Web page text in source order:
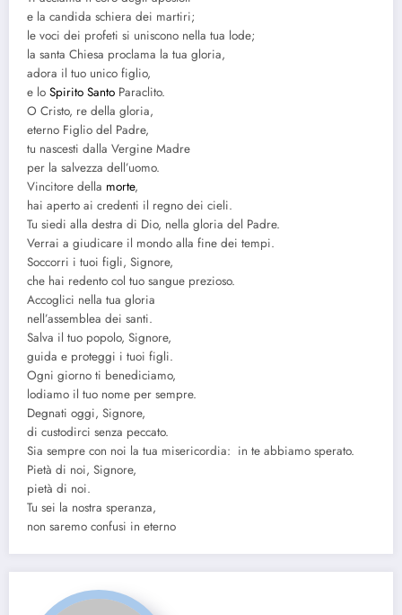
e la candida schiera dei martiri;
le voci dei profeti si uniscono nella tua lode;
la santa Chiesa proclama la tua gloria,
adora il tuo unico figlio,
e lo Spirito Santo Paraclito.
O Cristo, re della gloria,
eterno Figlio del Padre,
tu nascesti dalla Vergine Madre
per la salvezza dell’uomo.
Vincitore della morte,
hai aperto ai credenti il regno dei cieli.
Tu siedi alla destra di Dio, nella gloria del Padre.
Verrai a giudicare il mondo alla fine dei tempi.
Soccorri i tuoi figli, Signore,
che hai redento col tuo sangue prezioso.
Accoglici nella tua gloria
nell’assemblea dei santi.
Salva il tuo popolo, Signore,
guida e proteggi i tuoi figli.
Ogni giorno ti benediciamo,
lodiamo il tuo nome per sempre.
Degnati oggi, Signore,
di custodirci senza peccato.
Sia sempre con noi la tua misericordia: in te abbiamo sperato.
Pietà di noi, Signore,
pietà di noi.
Tu sei la nostra speranza,
non saremo confusi in eterno